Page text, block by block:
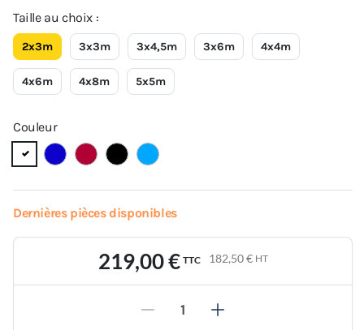
Taille au choix :
2x3m 3x3m 3x4,5m 3x6m 4x4m
4x6m 4x8m 5x5m
Couleur
Dernières pièces disponibles
219,00 € TTC 182,50 € HT
- +